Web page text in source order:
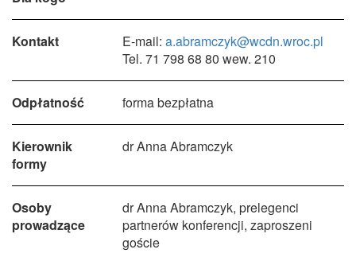
Kontakt E-mail: a.abramczyk@wcdn.wroc.pl
Tel. 71 798 68 80 wew. 210
Odpłatność forma bezpłatna
Kierownik
formy
dr Anna Abramczyk
Osoby
prowadzące
dr Anna Abramczyk, prelegenci
partnerów konferencji, zaproszeni
goście